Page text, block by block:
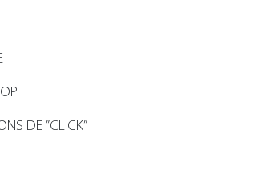
DE ”CLICK”